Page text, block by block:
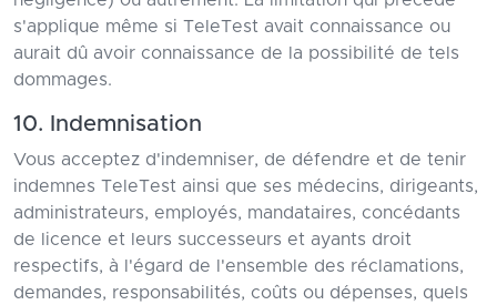
s'applique même si TeleTest avait connaissance ou
aurait dû avoir connaissance de la possibilité de tels
dommages.
10. Indemnisation
Vous acceptez d'indemniser, de défendre et de tenir
indemnes TeleTest ainsi que ses médecins, dirigeants,
administrateurs, employés, mandataires, concédants
de licence et leurs successeurs et ayants droit
respectifs, à l'égard de l'ensemble des réclamations,
demandes, responsabilités, coûts ou dépenses, quels